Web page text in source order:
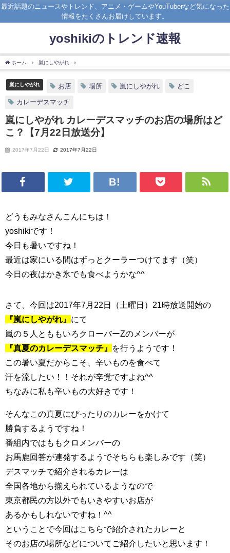
最近話題のニュースやトレンド、アニメ・ゲームやYouTuberなど気になった
情報をたくさんお届けしています。
yoshikiのトレンド速報
ホーム 嵐にしやがれ
嵐にしやがれ お店 場所 嵐にしやがれ どこ
カレーデスマッチ
嵐にしやがれ カレーデスマッチのお店の場所はど
こ？【7月22日放送分】
2017年7月22日 2017年7月22日
どうもみなさんこんにちは！
yoshikiです！
今日も暑いですね！
最近は家にいる間はずっとクーラーつけてます（笑）
今日の夜はかき氷でも食べようかな^^
さて、今回は2017年7月22日（土曜日）21時放送開始の
『嵐にしやがれ』 にて
嵐の５人とももいろクローバーZのメンバーが
『真夏のカレーデスマッチ』
を行うようです！
この暑い夏だからこそ、辛いものを食べて
汗を流したい！！それが辛党ですよね^^
ちなみに私も辛いもの大好きです！
そんなこの真夏にぴったりのカレーをかけて
勝負するようですね！
番組内ではももクロメンバーの
お馬鹿回答が連発するようでそちらも楽しみです（笑）
デスマッチで紹介されるカレーは
全国各地から揃えられているようなので
東京都民の方以外でもいきやすいお店が
あるかもしれないですね！^^
ということで今回はこちらで紹介されたカレーと
そのお店の場所などについてご紹介したいと思います！